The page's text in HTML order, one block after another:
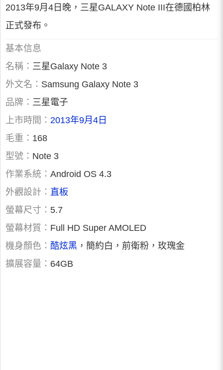
2013年9月4日晚，三星GALAXY Note III在德國柏林
正式發布。
基本信息
名稱： 三星Galaxy Note 3
外文名： Samsung Galaxy Note 3
品牌： 三星電子
上市時間： 2013年9月4日
毛重： 168
型號： Note 3
作業系統： Android OS 4.3
外觀設計： 直板
螢幕尺寸： 5.7
螢幕材質： Full HD Super AMOLED
機身顏色： 酷炫黑 ，簡約白，前衛粉，玫瑰金
擴展容量： 64GB